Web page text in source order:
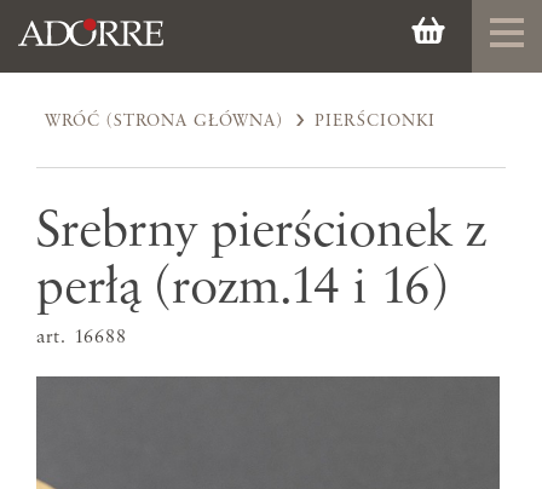
WRÓĆ (STRONA GŁÓWNA) PIERŚCIONKI
Srebrny pierścionek z
perłą (rozm.14 i 16)
art. 16688